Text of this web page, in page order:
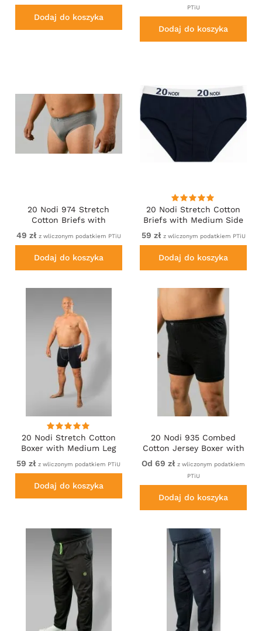
Dodaj do koszyka
PTiU
Dodaj do koszyka
20 Nodi 974 Stretch
Cotton Briefs with
Internal Elastic Band and
Low Rise Grey
49 zł z wliczonym podatkiem PTiU
Dodaj do koszyka
20 Nodi Stretch Cotton
Briefs with Medium Side
59 zł z wliczonym podatkiem PTiU
Dodaj do koszyka
20 Nodi Stretch Cotton
Boxer with Medium Leg
59 zł z wliczonym podatkiem PTiU
Dodaj do koszyka
20 Nodi 935 Combed
Cotton Jersey Boxer with
Front Button Fly Black
Od 69 zł z wliczonym podatkiem
PTiU
Dodaj do koszyka